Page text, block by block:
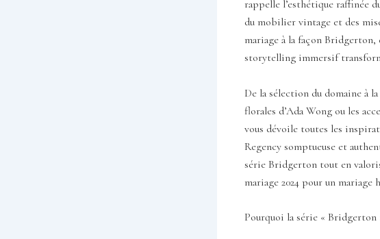
rappelle l’esthétique raffinée
du mobilier vintage et des
mariage à la façon Bridgerton,
storytelling immersif
De la sélection du domaine à
florales d’Ada Wong ou les
vous dévoile toutes les
Regency somptueuse et
série Bridgerton tout en
mariage 2024 pour un
Pourquoi la série « Bridgerton